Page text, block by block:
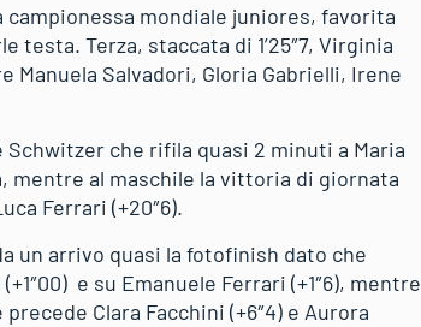
campionessa mondiale juniores, favorita
testa. Terza, staccata di 1’25″7, Virginia
Manuela Salvadori, Gloria Gabrielli, Irene
che rifila quasi 2 minuti a Maria
mentre al maschile la vittoria di giornata
Ferrari (+20″6).
un arrivo quasi la fotofinish dato che
e su Emanuele Ferrari (+1″6), mentre
Clara Facchini (+6″4) e Aurora